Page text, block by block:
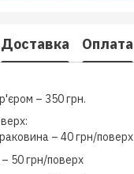
Доставка Оплата
– 350 грн.
– 40 грн/поверх
50 грн/поверх